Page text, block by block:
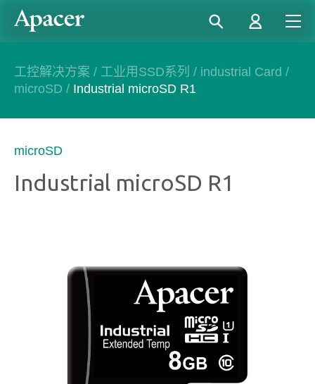
工控解决方案 / 工业用SSD系列 / industrial Card /
microSD / Industrial microSD R1
microSD
Industrial microSD R1